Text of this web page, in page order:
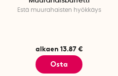
Estä muurahaisten hyökkäys
alkaen 13.87 €
Osta